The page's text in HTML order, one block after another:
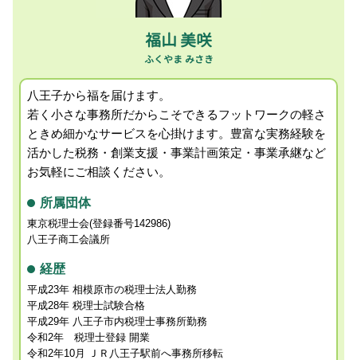
融資サポート 税理士 相談 昭島市
消費税確定申告 税理士 相談 町田市
経営者所得税確定申告 税理士 相談 八王子市
福山 美咲
八王子から福を届けます。
若く小さな事務所だからこそできるフットワークの軽さ
ときめ細かなサービスを心掛けます。 豊富な実務経験を
活かした税務・創業支援・事業計画策定・事業承継など
お気軽にご相談ください。
所属団体
東京税理士会(登録番号142986)
八王子商工会議所
経歴
平成23年 相模原市の税理士法人勤務
平成28年 税理士試験合格
平成29年 八王子市内税理士事務所勤務
令和2年 税理士登録 開業
令和2年10月 ＪＲ八王子駅前へ事務所移転